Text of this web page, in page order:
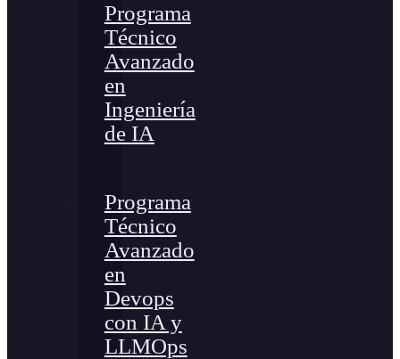
Programa
Técnico
Avanzado
en
Ingeniería
de IA
Programa
Técnico
Avanzado
en
Devops
con IA y
LLMOps